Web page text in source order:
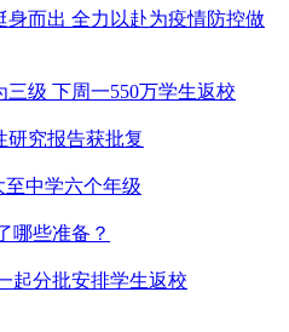
而出 全力以赴为疫情防控做
级 下周一550万学生返校
研究报告获批复
至中学六个年级
哪些准备？
起分批安排学生返校